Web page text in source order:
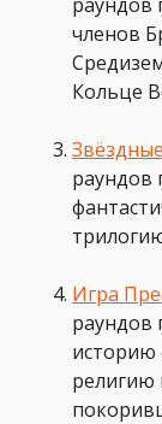
членов
Кольце
раундов
Игра
раундов
историю
религию